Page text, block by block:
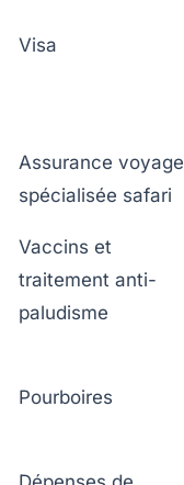
Visa
Assurance voyage
spécialisée safari
Vaccins et
traitement anti-
paludisme
Pourboires